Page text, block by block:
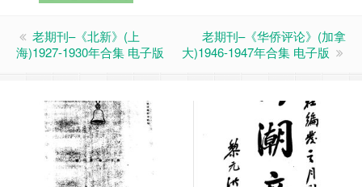
老期刊–《北新》(上
海)1927-1930年合集 电子版
老期刊–《华侨评论》(加拿
大)1946-1947年合集 电子版